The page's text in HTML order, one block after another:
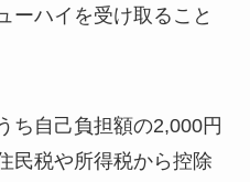
ーハイを受け取ること
ち自己負担額の2,000円
民税や所得税から控除